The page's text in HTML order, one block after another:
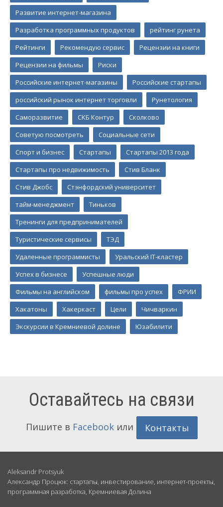
Развитие интернет-магазина
Разработка программных продуктов
рейтинг рунета
Рейтинги
Рекомендую сервис
Рецензии на книги
Рецензии на фильмы
Риски
Российские интернет-магазины
Российские стартапы
российский рынок интернет торговли
Рунетология
Саморазвитие
СКБ Контур
Сколково
Советую посмотреть
Социальные сети
Спорт и бизнес
Стартапы
Стартапы 2013 года
Стартапы про недвижимость
Стив Бланк
Стив Джобс
Стэнфордский университет
тайм-менеджмент
Тиньков
Тренинги для предпринимателей
Туристические сервисы
ТЭД
Удаленные программисты
Уральский IT-кластер
Успех в бизнесе
Успешные люди
Фильмы на английском
фильмы про успех
ФРИИ
Хакатоны
Хакеркаст Цели
Чичваркин
Экскурсии в Кремниевой долине
Юзабилити
Оставайтесь на связи
Пишите в Facebookили Контакты
Обо
мне
Aleksandr Protsyuk
Александр Процюк: стартапы, инвестирование, интернет-проекты,
программная разработка, Кремниевая Долина